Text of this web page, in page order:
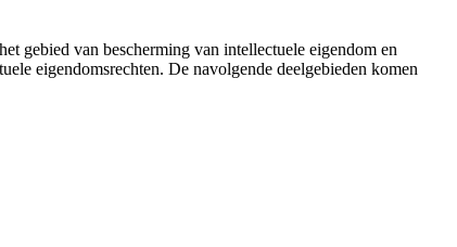
gebied van bescherming van intellectuele eigendom en
eigendomsrechten. De navolgende deelgebieden komen